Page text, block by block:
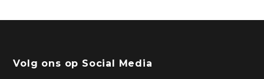
Volg ons op Social Media